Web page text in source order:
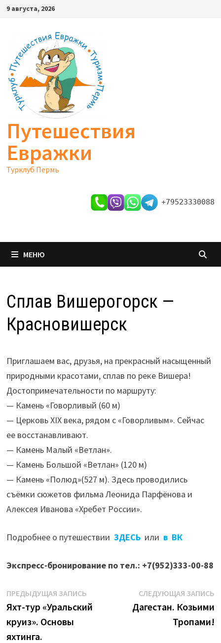
Перейти
содержимому
9 августа, 2026
Путешествия
Евражки
Турклуб Пермь
+79523330088
МЕНЮ
Сплав Вишерогорск —
Красновишерск
Приглашаем вас, друзья, на прекрасный насыщенный
природными красотами, сплав по реке Вишера!
Достопримечательности по маршруту:
— Камень «Говорливый (60 м)
— Церковь XIX века, рядом с «Говорливым». Сейчас
ее восстанавливают.
— Камень Малый «Ветлан».
— Камень Большой «Ветлан» (120 м)
— Камень «Полюд»(527 м). Здесь проводились
съёмки сюжетов фильма Леонида Парфёнова и
Алексея Иванова «Хребет России».
Подробнее о путешествии ЗДЕСЬили в ВК
Экспресс-бронирование по тел.: +7(952)333-00-88
Навигация
по
записям
ПРЕДЫДУЩАЯ ЗАПИСЬПредыдущая
запись:
Яхт-тур «Уральский
круиз». Основы
яхтинга.
СЛЕДУЮЩАЯ ЗАПИСЬ
Дагестан. Козьими
Тропами!